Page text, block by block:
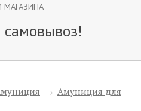
самовывоз!
→ Амуниция для